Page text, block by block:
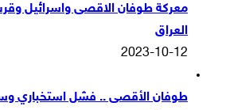
معركة طوفان الاقصى واسرائيل
العراق
2023-10-12
طوفان الأقصى .. فشل استخباري